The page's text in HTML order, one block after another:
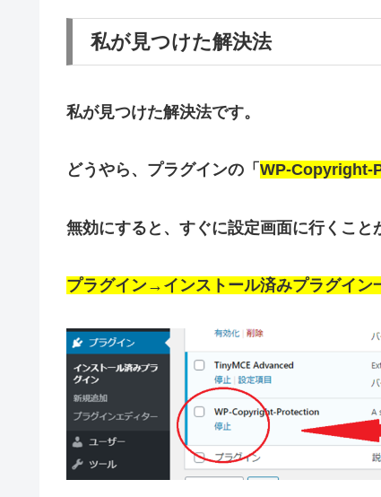
私が見つけた解決法
私が見つけた解決法です。
どうやら、プラグインの「 WP-Copyright-
無効にすると、すぐに設定画面に行くこと
プラグイン→インストール済みプラグイ